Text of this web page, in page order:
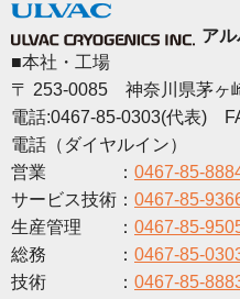
ア
■本社・工場
〒 253-0085 神奈川県茅ヶ
電話:0467-85-0303(代表)
電話（ダイヤルイン）
営業 ： 0467-85-
サービス技術： 0467-85-
生産管理 ： 0467-85-
総務 ： 0467-85-
技術 ： 0467-85-